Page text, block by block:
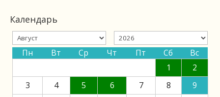
Календарь
Пн Вт Ср Чт Пт Сб
Вс
1
2
3
4 5 6 7 8
9